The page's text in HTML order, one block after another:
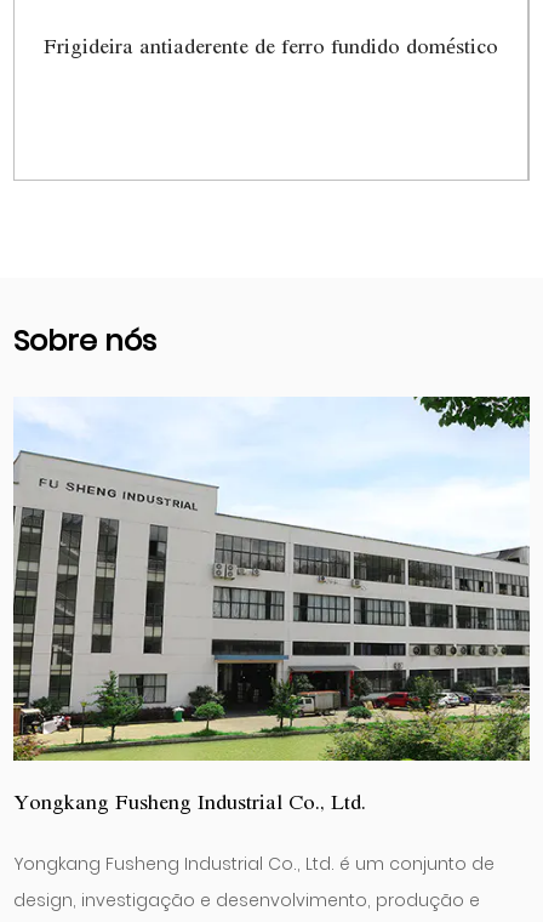
Frigideira antiaderente de ferro fundido doméstico
Sobre nós
Yongkang Fusheng Industrial Co., Ltd.
Yongkang Fusheng Industrial Co., Ltd. é um conjunto de
design, investigação e desenvolvimento, produção e